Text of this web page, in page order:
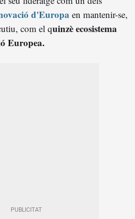
d'Europa en mantenir-se,
com el quinzè ecosistema
Europea.